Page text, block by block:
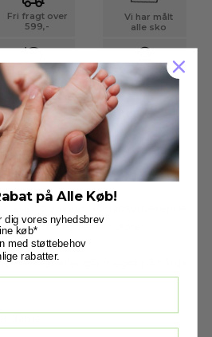
Fri fragt over
599,-
Vi har målt
alle sko
14 dages
returret
Personlig
vejledning
cm
hælen og virker stødabsorberende,
der medfører
stilling.
man står eller går meget på hårde
dame.
på Alle Køb!
dig vores nyhedsbrev
køb*
med støttebehov
rabatter.